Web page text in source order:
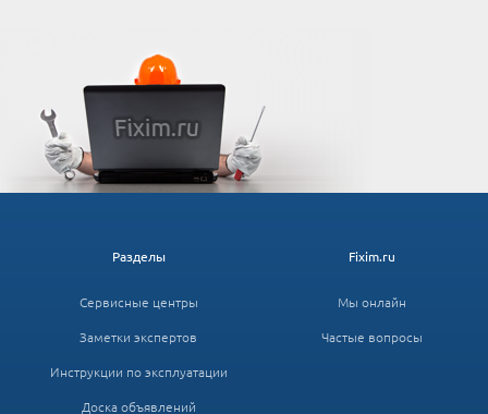
Fixim.ru
Мы онлайн
Частые вопросы
Разделы
Сервисные центры
Заметки экспертов
Инструкции по эксплуатации
Доска объявлений